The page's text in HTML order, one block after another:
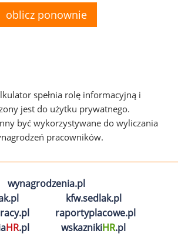
oblicz ponownie
spełnia rolę informacyjną i
jest do użytku prywatnego.
być wykorzystywane do wyliczania
pracowników.
wynagrodzenia.pl
kfw.sedlak.pl
raportyplacowe.pl
HR.pl wskaznikiHR.pl